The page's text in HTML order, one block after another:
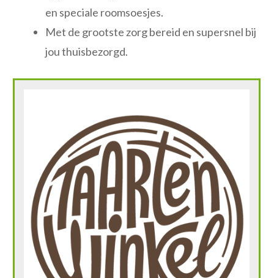
en speciale roomsoesjes.
Met de grootste zorg bereid en supersnel bij
jou thuisbezorgd.